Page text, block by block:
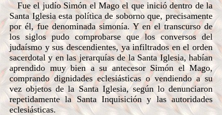
Fue el judío Simón el Mago el que inició dentro de la
Santa Iglesia esta política de soborno que, precisamente
por él, fue denominada simonía. Y en el transcurso de
los siglos pudo comprobarse que los conversos del
judaísmo y sus descendientes, ya infiltrados en el orden
sacerdotal y en las jerarquías de la Santa Iglesia, habían
aprendido muy bien a su antecesor Simón el Mago,
comprando dignidades eclesiásticas o vendiendo a su
vez objetos de la Santa Iglesia, según lo denunciaron
repetidamente la Santa Inquisición y las autoridades
eclesiásticas.